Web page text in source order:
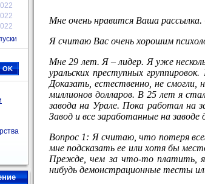
Мне очень нравится Ваша
Я считаю Вас очень хорошим
Мне 29 лет. Я – лидер. Я уже
уральских преступных
Доказать, естественно, не смогли,
миллионов долларов. В 25 лет я
завода на Урале. Пока работал на
Завод и все заработанные на
Вопрос 1: Я считаю, что потеря
мне подсказать ее или хотя бы
Прежде, чем за что-то платить, я
нибудь демонстрационные тесты